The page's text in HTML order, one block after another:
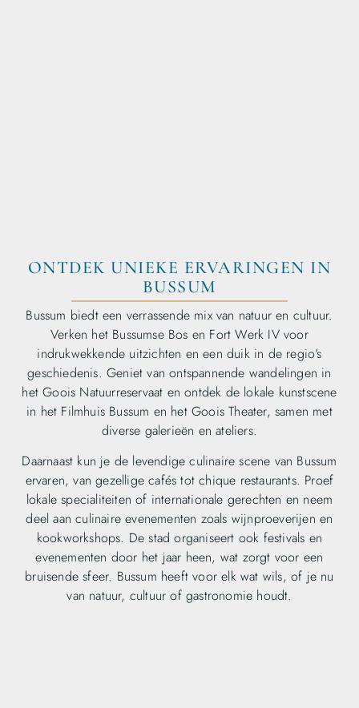
ONTDEK UNIEKE ERVARINGEN IN
BUSSUM
Bussum biedt een verrassende mix van natuur en cultuur.
Verken het Bussumse Bos en Fort Werk IV voor
indrukwekkende uitzichten en een duik in de regio’s
geschiedenis. Geniet van ontspannende wandelingen in
het Goois Natuurreservaat en ontdek de lokale kunstscene
in het Filmhuis Bussum en het Goois Theater, samen met
diverse galerieën en ateliers.
Daarnaast kun je de levendige culinaire scene van Bussum
ervaren, van gezellige cafés tot chique restaurants. Proef
lokale specialiteiten of internationale gerechten en neem
deel aan culinaire evenementen zoals wijnproeverijen en
kookworkshops. De stad organiseert ook festivals en
evenementen door het jaar heen, wat zorgt voor een
bruisende sfeer. Bussum heeft voor elk wat wils, of je nu
van natuur, cultuur of gastronomie houdt.